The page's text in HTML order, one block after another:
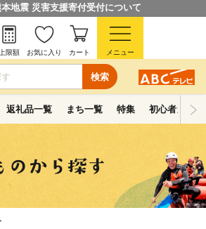
地震 災害支援寄付受付について
検索
上限額 お気に入り カート メニュー
返礼品一覧 まち一覧 特集 初心者ガイド